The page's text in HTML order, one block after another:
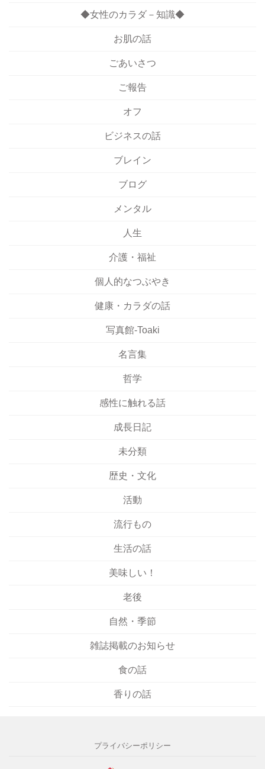
◆女性のカラダ－知識◆
お肌の話
ごあいさつ
ご報告
オフ
ビジネスの話
ブレイン
ブログ
メンタル
人生
介護・福祉
個人的なつぶやき
健康・カラダの話
写真館-Toaki
名言集
哲学
感性に触れる話
成長日記
未分類
歴史・文化
活動
流行もの
生活の話
美味しい！
老後
自然・季節
雑誌掲載のお知らせ
食の話
香りの話
プライバシーポリシー